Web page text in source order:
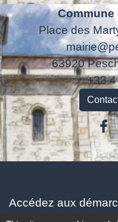
Commune
Place des
63920
+33
Accédez aux